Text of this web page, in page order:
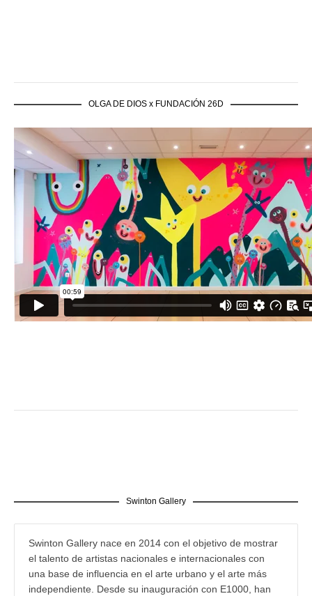
OLGA DE DIOS x FUNDACIÓN 26D
Swinton Gallery
Swinton Gallery nace en 2014 con el objetivo de mostrar
el talento de artistas nacionales e internacionales con
una base de influencia en el arte urbano y el arte más
independiente. Desde su inauguración con E1000, han